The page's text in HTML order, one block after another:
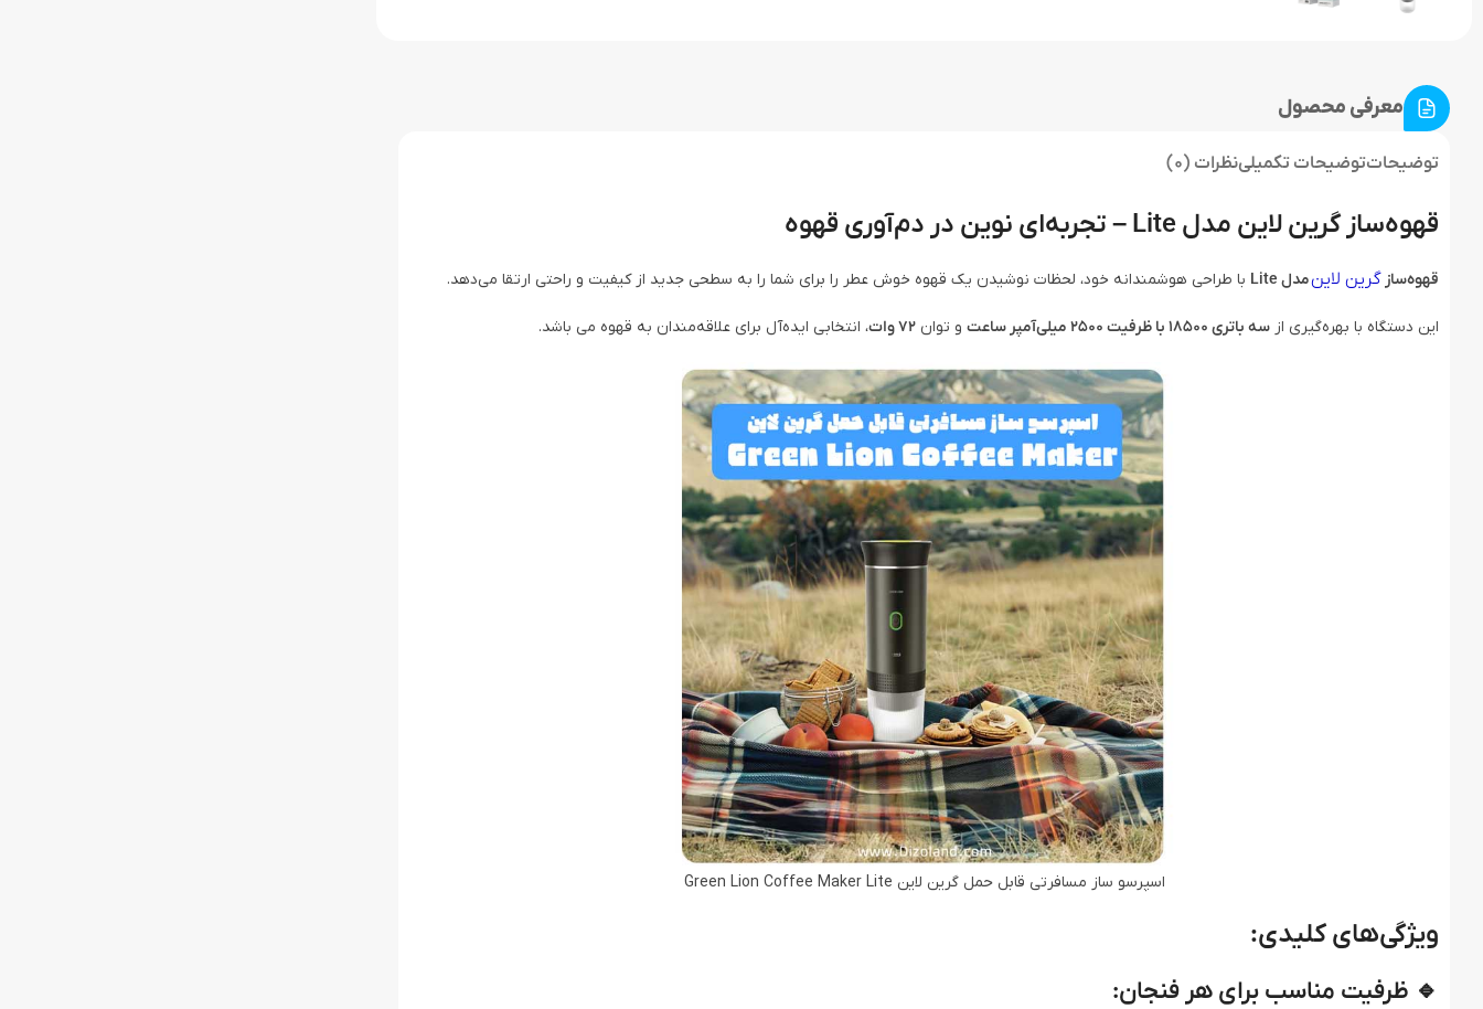
معرفی محصول
توضیحاتتوضیحات تکمیلینظرات (0)
قهوه‌ساز گرین لاین مدل Lite – تجربه‌ای نوین در دم‌آوری قهوه
قهوه‌ساز گرین لاینمدل Lite با طراحی هوشمندانه خود، لحظات نوشیدن یک قهوه خوش عطر را برای شما را به سطحی جدید از کیفیت و راحتی ارتقا می‌دهد.
این دستگاه با بهره‌گیری از سه باتری 18500 با ظرفیت 2500 میلی‌آمپر ساعت و توان 72 وات ، انتخابی ایده‌آل برای علاقه‌مندان به قهوه می باشد.
اسپرسو ساز مسافرتی قابل حمل گرین لاین Green Lion Coffee Maker Lite
ویژگی‌های کلیدی:
🔹 ظرفیت مناسب برای هر فنجان: